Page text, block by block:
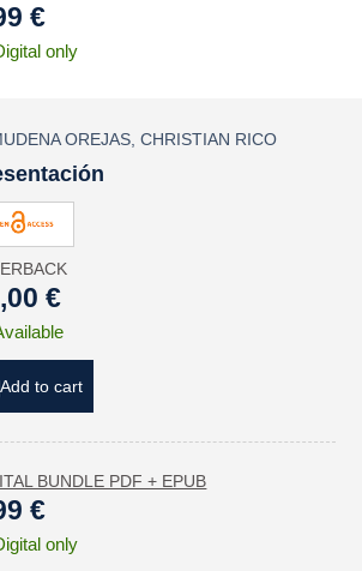
€
only
OREJAS ,CHRISTIAN RICO
€
Add to cart
BUNDLE PDF + EPUB
€
only